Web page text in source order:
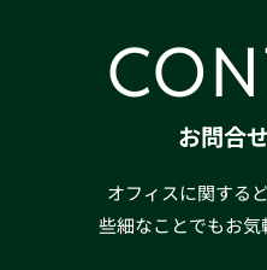
お問合
オフィスに関する
些細なことでもお気